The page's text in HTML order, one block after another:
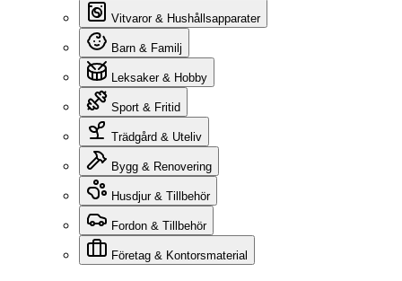
Vitvaror & Hushållsapparater
Barn & Familj
Leksaker & Hobby
Sport & Fritid
Trädgård & Uteliv
Bygg & Renovering
Husdjur & Tillbehör
Fordon & Tillbehör
Företag & Kontorsmaterial